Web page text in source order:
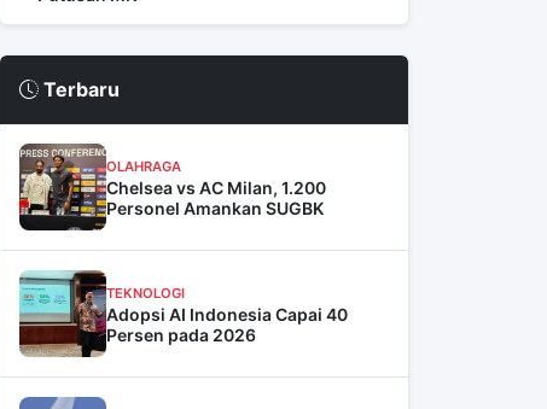
Terbaru
OLAHRAGA
Chelsea vs AC Milan, 1.200
Personel Amankan SUGBK
TEKNOLOGI
Adopsi AI Indonesia Capai 40
Persen pada 2026